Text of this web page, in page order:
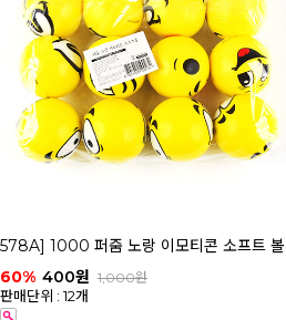
578A] 1000 퍼줌 노랑 이모티콘 소프트 볼
60% 400원 1,000원
판매단위 : 12개